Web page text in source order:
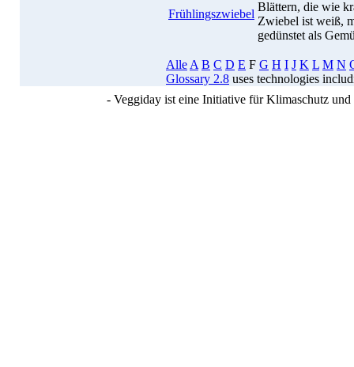
Frühlingszwiebel
Blättern, die wie
Zwiebel ist weiß,
gedünstet als
Alle A B C D E F G H I J K L M N
Glossary 2.8 uses technologies
- Veggiday ist eine Initiative für Klimaschutz